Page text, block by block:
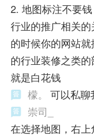
2. 地图标注不要
行业的推广相关
的时候你的网站
的行业装修之类
就是白花钱
檬。
可以私聊
崇司_
在选择地图，右